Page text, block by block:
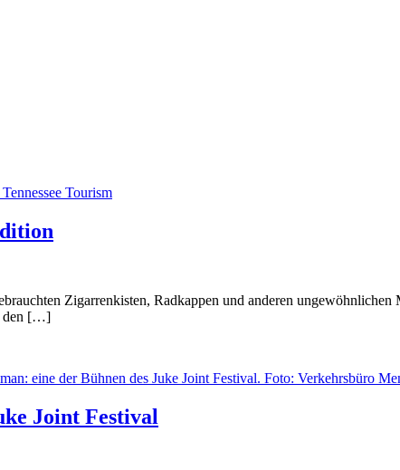
Zigarrenkisten, Radkappen und anderen ungewöhnlichen
den […]
Joint Festival